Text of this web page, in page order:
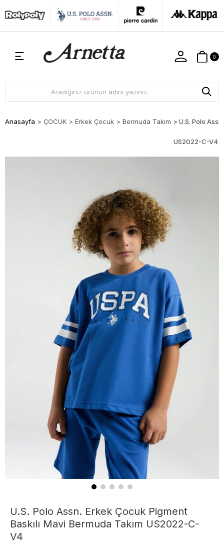
0
Anasayfa > ÇOCUK > Erkek Çocuk > Bermuda Takım > U.S. Polo
US2022-C-V4
U.S. Polo Assn. Erkek Çocuk Pigment
Baskılı Mavi Bermuda Takım US2022-C-
V4